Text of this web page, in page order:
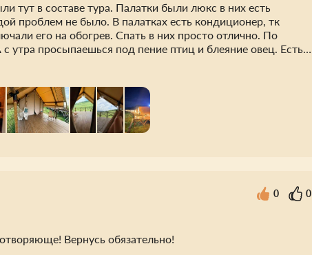
тут в составе тура. Палатки были люкс в них есть
проблем не было. В палатках есть кондиционер, тк
его на обогрев. Спать в них просто отлично. По
утра просыпаешься под пение птиц и блеяние овец. Есть
среди гор в палатках. Впечатление останется на всю
0 0
Вернусь обязательно!